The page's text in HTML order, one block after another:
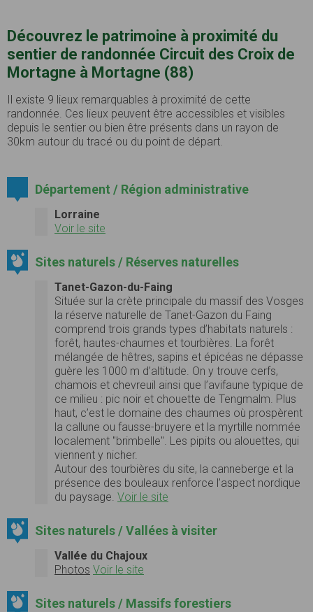
Découvrez le patrimoine à proximité du
sentier de randonnée Circuit des Croix de
Mortagne à Mortagne (88)
Il existe 9 lieux remarquables à proximité de cette
randonnée. Ces lieux peuvent être accessibles et visibles
depuis le sentier ou bien être présents dans un rayon de
30km autour du tracé ou du point de départ.
Département / Région administrative
Lorraine
Voir le site
Sites naturels / Réserves naturelles
Tanet-Gazon-du-Faing
Située sur la crète principale du massif des Vosges
la réserve naturelle de Tanet-Gazon du Faing
comprend trois grands types d’habitats naturels :
forêt, hautes-chaumes et tourbières. La forêt
mélangée de hêtres, sapins et épicéas ne dépasse
guère les 1000 m d’altitude. On y trouve cerfs,
chamois et chevreuil ainsi que l’avifaune typique de
ce milieu : pic noir et chouette de Tengmalm. Plus
haut, c’est le domaine des chaumes où prospèrent
la callune ou fausse-bruyere et la myrtille nommée
localement "brimbelle". Les pipits ou alouettes, qui
viennent y nicher.
Autour des tourbières du site, la canneberge et la
présence des bouleaux renforce l’aspect nordique
du paysage. Voir le site
Sites naturels / Vallées à visiter
Vallée du Chajoux
Photos Voir le site
Sites naturels / Massifs forestiers